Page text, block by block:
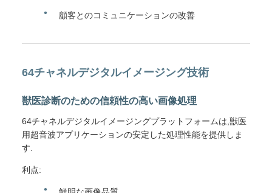
顧客とのコミュニケーションの改善
64チャネルデジタルイメージング技術
獣医診断のための信頼性の高い画像処理
64チャネルデジタルイメージングプラットフォームは,獣医
用超音波アプリケーションの安定した処理性能を提供しま
す.
利点: